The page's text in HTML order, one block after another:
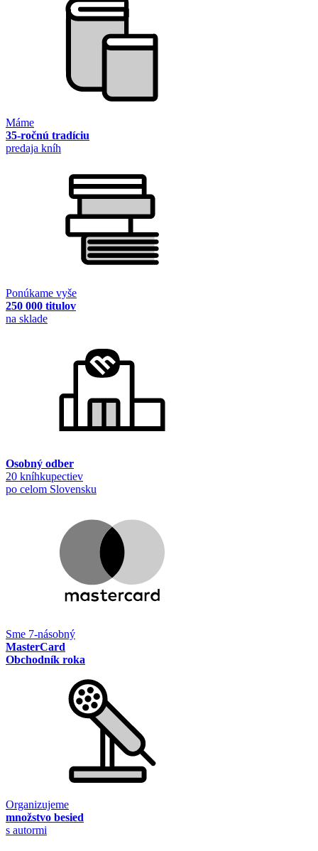
Máme
35-ročnú tradíciu
predaja kníh
Ponúkame vyše
250 000 titulov
na sklade
Osobný odber
20 kníhkupectiev
po celom Slovensku
Sme 7-násobný
MasterCard
Obchodník roka
Organizujeme
množstvo besied
s autormi